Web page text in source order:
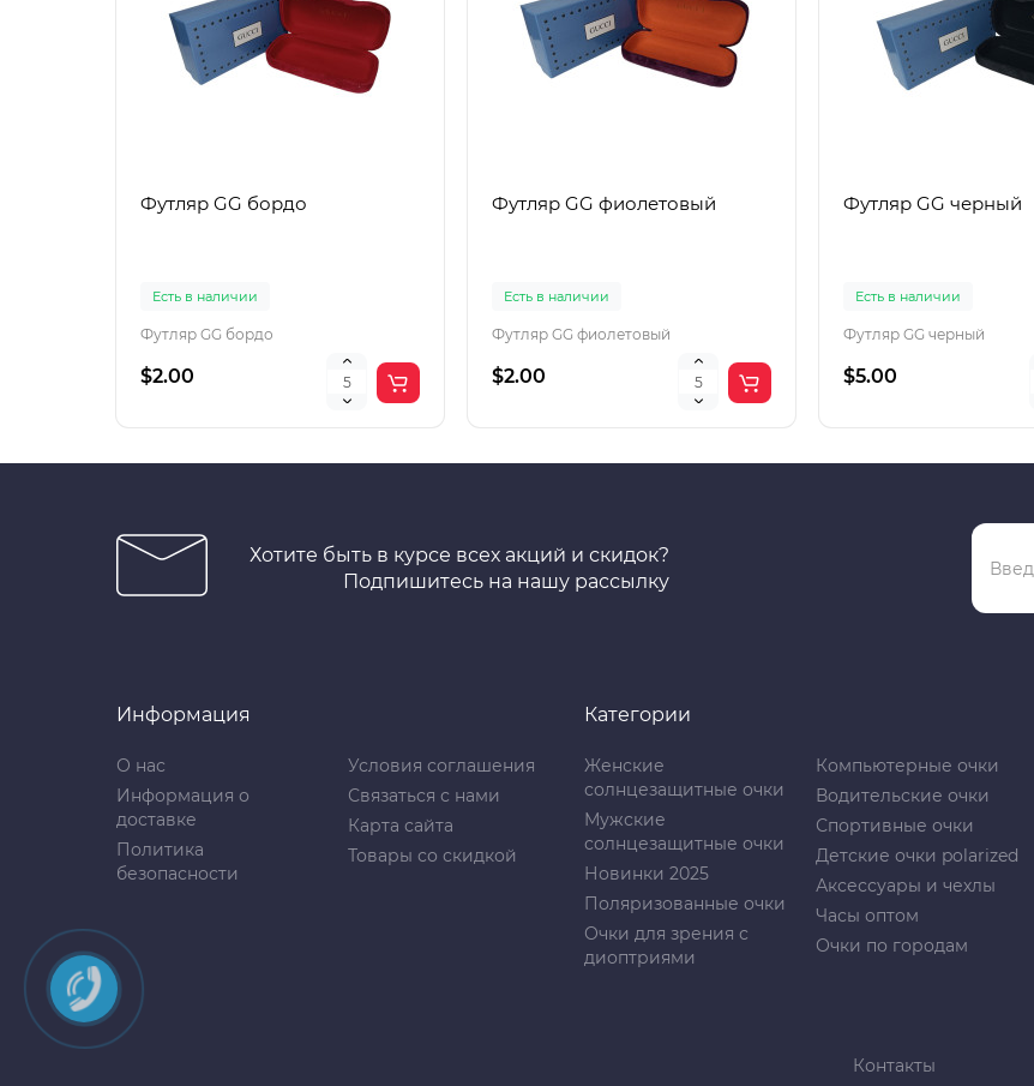
Футляр GG бордо
Есть в наличии
Футляр GG бордо
$2.00
Футляр GG фиолетовый
Есть в наличии
Футляр GG фиолетовый
$2.00
Футляр GG черный
Есть в наличии
Футляр GG черный
$5.00
Хотите быть в курсе всех акций и скидок?
Подпишитесь на нашу рассылку
Информация
О нас
Информация о
доставке
Политика
безопасности
Условия соглашения
Связаться с нами
Карта сайта
Товары со скидкой
Категории
Женские
солнцезащитные очки
Мужские
солнцезащитные очки
Новинки 2025
Поляризованные очки
Очки для зрения с
диоптриями
Компьютерные очки
Водительские очки
Спортивные очки
Детские очки polarized
Аксессуары и чехлы
Часы оптом
Очки по городам
Контакты